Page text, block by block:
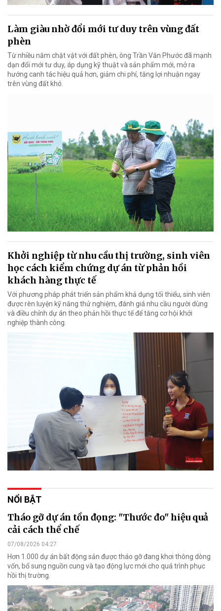
Làm giàu nhờ đổi mới tư duy trên vùng đất
phèn
Từ nhiều năm chật vật với đất phèn, ông Trần Văn Phước đã mạnh
dạn đổi mới tư duy, áp dụng kỹ thuật và sản phẩm mới, mở ra
hướng canh tác hiệu quả hơn, giảm chi phí, tăng lợi nhuận ngay
trên vùng đất khó.
Khởi nghiệp từ nhu cầu thị trường, sinh viên
học cách kiểm chứng dự án từ phản hồi
khách hàng thực tế
Với phương pháp phát triển sản phẩm khả dụng tối thiểu, sinh viên
được rèn luyện kỹ năng thử nghiệm, đánh giá nhu cầu người dùng
và điều chỉnh dự án theo phản hồi thực tế để tăng cơ hội khởi
nghiệp thành công.
NỔI BẬT
Tháo gỡ dự án tồn đọng: "Thước đo" hiệu quả
cải cách thể chế
07/08/2026 04:27
Hơn 1.000 dự án bất động sản được tháo gỡ đang khơi thông dòng
vốn, bổ sung nguồn cung và tạo động lực mới cho quá trình phục
hồi thị trường.